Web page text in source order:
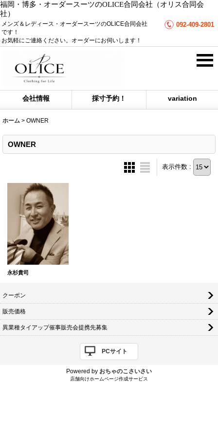
福岡・博多・オーダースーツのOLICE合同会社（オリス合同会
社）
メンズ＆レディース・オーダースーツのOLICE合同会社
です！
お気軽にご連絡ください。オーダーにお伺いします！
092-409-2801
会社情報 採寸予約！ variation
ホーム > OWNER
OWNER
表示件数 :
永杉貴司
クーポン
販売価格
異業種タイアップ催事販売会提携先募集
PCサイト
Powered by おちゃのこさいさい
店舗向けホームページ作成サービス